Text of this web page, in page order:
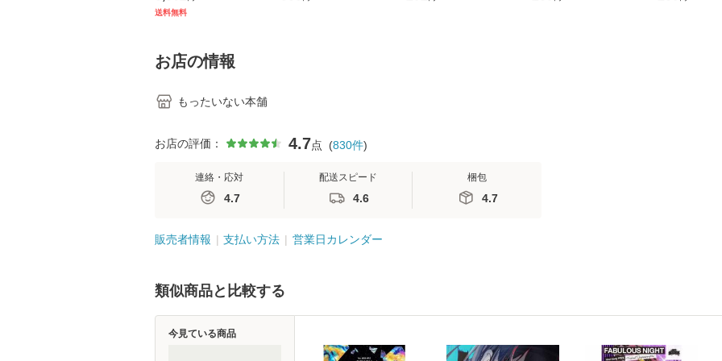
キル 改訂第3版 (看護
堂 [単行
送料無料
【メール便送料無料】
(SB新書 572) / 岡田尊
送料無料】
ミリヤ / [CD]【メール
お店の情報
もったいない本舗
お店の評価： 4.7点 (830件)
連絡・応対
4.7
配送スピード
4.6
梱包
4.7
販売者情報 支払い方法 営業日カレンダー
類似商品と比較する
今見ている商品